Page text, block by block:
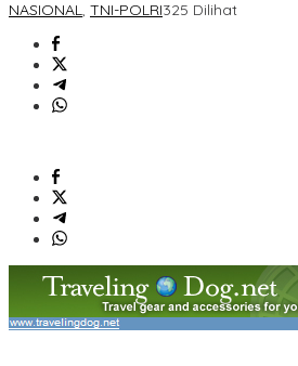
NASIONAL, TNI-POLRI325 Dilihat